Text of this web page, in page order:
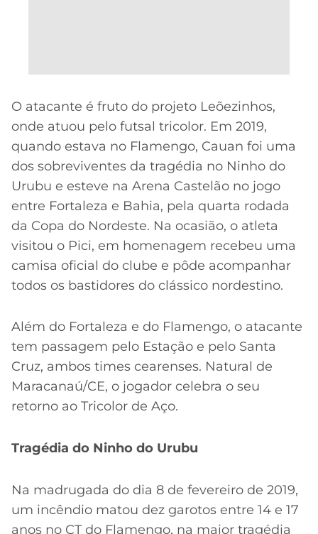
O atacante é fruto do projeto Leõezinhos,
onde atuou pelo futsal tricolor. Em 2019,
quando estava no Flamengo, Cauan foi uma
dos sobreviventes da tragédia no Ninho do
Urubu e esteve na Arena Castelão no jogo
entre Fortaleza e Bahia, pela quarta rodada
da Copa do Nordeste. Na ocasião, o atleta
visitou o Pici, em homenagem recebeu uma
camisa oficial do clube e pôde acompanhar
todos os bastidores do clássico nordestino.
Além do Fortaleza e do Flamengo, o atacante
tem passagem pelo Estação e pelo Santa
Cruz, ambos times cearenses. Natural de
Maracanaú/CE, o jogador celebra o seu
retorno ao Tricolor de Aço.
Tragédia do Ninho do Urubu
Na madrugada do dia 8 de fevereiro de 2019,
um incêndio matou dez garotos entre 14 e 17
anos no CT do Flamengo, na maior tragédia